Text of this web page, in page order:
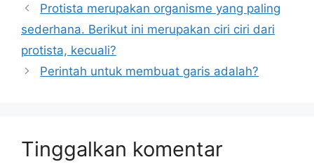
Protista merupakan organisme yang paling
sederhana. Berikut ini merupakan ciri ciri dari
protista, kecuali?
Perintah untuk membuat garis adalah?
Tinggalkan komentar